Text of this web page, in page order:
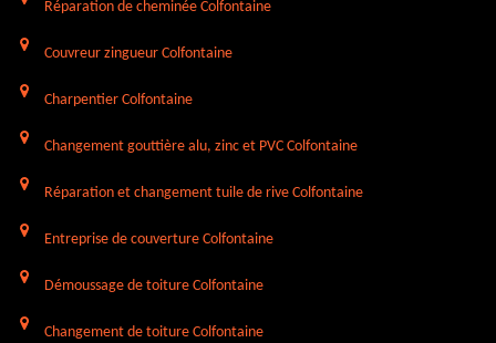
Réparation de cheminée Colfontaine
Couvreur zingueur Colfontaine
Charpentier Colfontaine
Changement gouttière alu, zinc et PVC Colfontaine
Réparation et changement tuile de rive Colfontaine
Entreprise de couverture Colfontaine
Démoussage de toiture Colfontaine
Changement de toiture Colfontaine